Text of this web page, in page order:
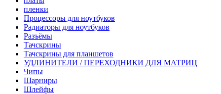
пленки
Процессоры для ноутбуков
Радиаторы для ноутбуков
Разъёмы
Тачскрины
Тачскрины для планшетов
УДЛИНИТЕЛИ / ПЕРЕХОДНИКИ ДЛЯ МАТРИЦ
Чипы
Шарниры
Шлейфы